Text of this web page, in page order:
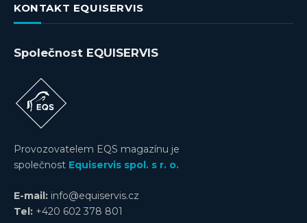
KONTAKT EQUISERVIS
Společnost EQUISERVIS
Provozovatelem EQS magazínu je
společnost Equiservis spol. s r. o.
E-mail: info@equiservis.cz
Tel: +420 602 378 801